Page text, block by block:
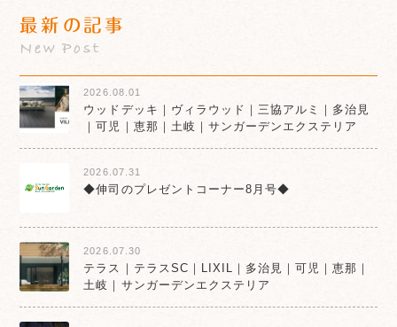
最新の記事
New Post
2026.08.01
ウッドデッキ｜ヴィラウッド｜三協アルミ｜多治見
｜可児｜恵那｜土岐｜サンガーデンエクステリア
2026.07.31
◆伸司のプレゼントコーナー8月号◆
2026.07.30
テラス｜テラスSC｜LIXIL｜多治見｜可児｜恵那｜
土岐｜サンガーデンエクステリア